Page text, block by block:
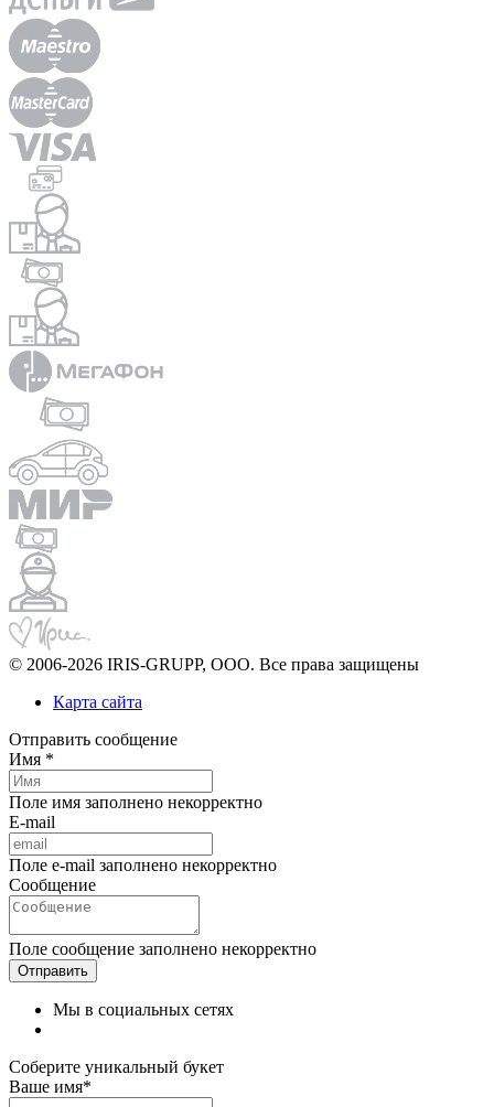
© 2006-2026 IRIS-GRUPP, OOO. Все права защищены
Карта сайта
Отправить сообщение
Имя *
Поле имя заполнено некорректно
E-mail
Поле e-mail заполнено некорректно
Сообщение
Поле сообщение заполнено некорректно
Мы в социальных сетях
Соберите уникальный букет
Ваше имя*